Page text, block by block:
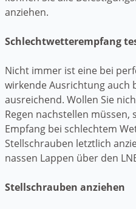
anziehen.
Schlechtwetterempfang
Nicht immer ist eine bei
wirkende Ausrichtung auch
ausreichend. Wollen Sie
Regen nachstellen müssen,
Empfang bei schlechtem
Stellschrauben letztlich
nassen Lappen über den
Stellschrauben anziehen